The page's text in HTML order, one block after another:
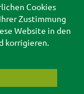
Cookies
Zustimmung
Website in den
korrigieren.